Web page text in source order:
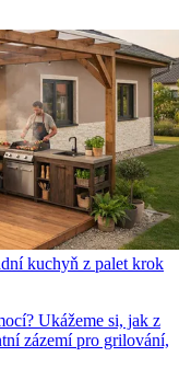
kuchyň z palet krok
Ukážeme si, jak z
zázemí pro grilování,